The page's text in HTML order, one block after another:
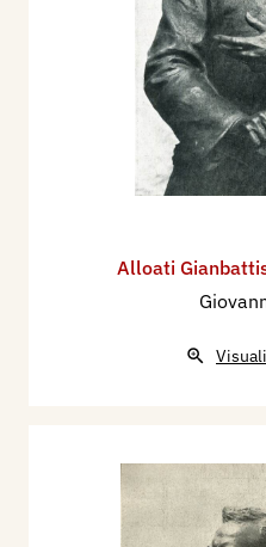
Alloati